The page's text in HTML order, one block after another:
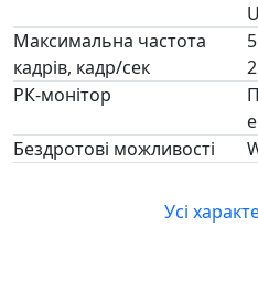
Максимальна частота
кадрів, кадр/сек
РК-монітор
Бездротові можливості
Усі